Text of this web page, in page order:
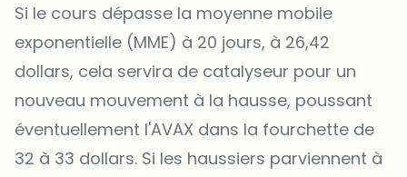
Si le cours dépasse la moyenne mobile
exponentielle (MME) à 20 jours, à 26,42
dollars, cela servira de catalyseur pour un
nouveau mouvement à la hausse, poussant
éventuellement l'AVAX dans la fourchette de
32 à 33 dollars. Si les haussiers parviennent à